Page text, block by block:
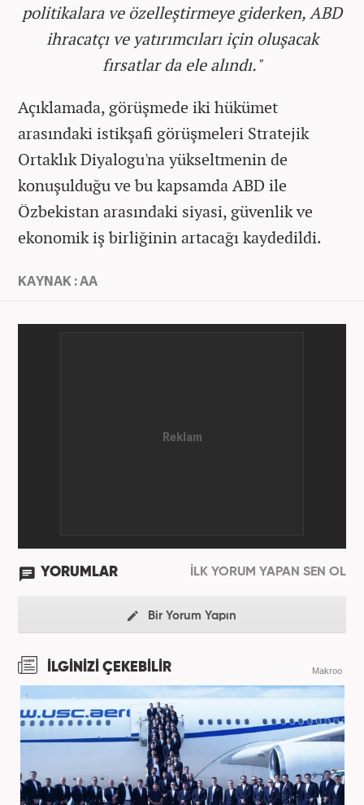
politikalara ve özelleştirmeye giderken, ABD
ihracatçı ve yatırımcıları için oluşacak
fırsatlar da ele alındı."
Açıklamada, görüşmede iki hükümet
arasındaki istikşafi görüşmeleri Stratejik
Ortaklık Diyalogu'na yükseltmenin de
konuşulduğu ve bu kapsamda ABD ile
Özbekistan arasındaki siyasi, güvenlik ve
ekonomik iş birliğinin artacağı kaydedildi.
KAYNAK : AA
YORUMLAR İLK YORUM YAPAN SEN OL
Bir Yorum Yapın
İLGİNİZİ ÇEKEBİLİR Makroo